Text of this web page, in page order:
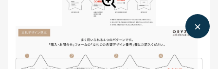
お届け先 ご住所 Address